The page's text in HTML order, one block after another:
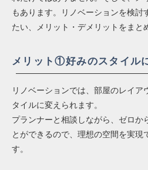
もあります。リノベーションを検討
たい、メリット・デメリットをまと
メリット①好みのスタイル
リノベーションでは、部屋のレイア
タイルに変えられます。
プランナーと相談しながら、ゼロか
とができるので、理想の空間を実現
す。